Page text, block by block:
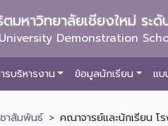
ตมหาวิทยาลัยเชียงใหม่ ระ
Demonstration
รบริหารงาน ข้อมูลนักเรียน แบ
าสัมพันธ์ คณาจารย์และนักเรียน โ